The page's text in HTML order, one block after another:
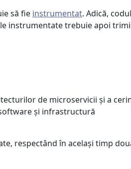
să fie instrumentat. Adică, codul
instrumentate trebuie apoi
de microservicii și a
și infrastructură
respectând în același timp